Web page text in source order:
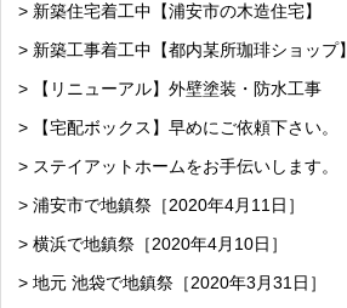
> 新築住宅着工中【浦安市の木造住宅】
> 新築工事着工中【都内某所珈琲ショップ】
> 【リニューアル】外壁塗装・防水工事
> 【宅配ボックス】早めにご依頼下さい。
> ステイアットホームをお手伝いします。
> 浦安市で地鎮祭［2020年4月11日］
> 横浜で地鎮祭［2020年4月10日］
> 地元 池袋で地鎮祭［2020年3月31日］